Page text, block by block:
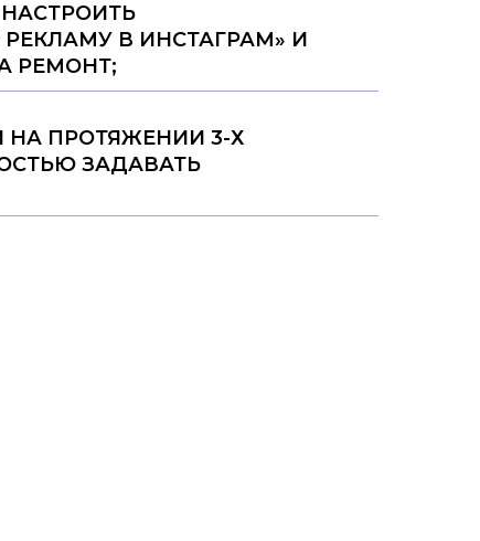
В ИНСТАГРАМ» И
РЕМОНТ;
ПРОТЯЖЕНИИ 3-Х
ЗАДАВАТЬ